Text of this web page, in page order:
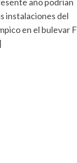
instalaciones del
en el bulevar